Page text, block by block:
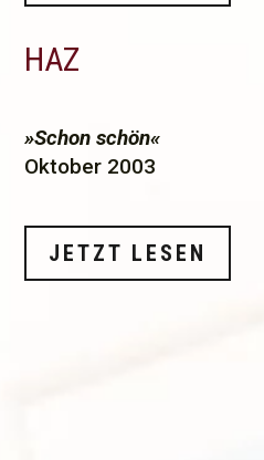
HAZ
»Schon schön«
Oktober 2003
JETZT LESEN